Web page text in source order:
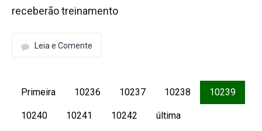
receberão treinamento
Leia e Comente
Primeira 10236 10237 10238 10239
10240 10241 10242 última